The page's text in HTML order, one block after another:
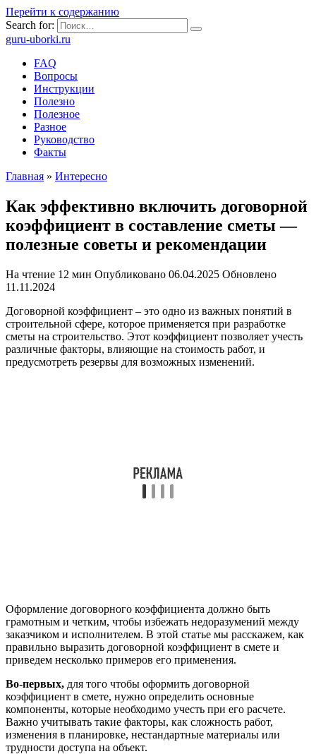
Перейти к содержанию
Search for:
guru-uborki.ru
FAQ
Вопросы
Инструкции
Полезно
Полезное
Разное
Руководство
Факты
Главная » Интересно
Как эффективно включить договорной
коэффициент в составление сметы —
полезные советы и рекомендации
На чтение 12 мин Опубликовано 06.04.2025 Обновлено
11.11.2024
Договорной коэффициент – это одно из важных понятий в
строительной сфере, которое применяется при разработке
сметы на строительство. Этот коэффициент позволяет учесть
различные факторы, влияющие на стоимость работ, и
предусмотреть резервы для возможных изменений.
Оформление договорного коэффициента должно быть
грамотным и четким, чтобы избежать недоразумений между
заказчиком и исполнителем. В этой статье мы расскажем, как
правильно выразить договорной коэффициент в смете и
приведем несколько примеров его применения.
Во-первых, для того чтобы оформить договорной
коэффициент в смете, нужно определить основные
компоненты, которые необходимо учесть при его расчете.
Важно учитывать такие факторы, как сложность работ,
изменения в планировке, нестандартные материалы или
трудности доступа на объект.